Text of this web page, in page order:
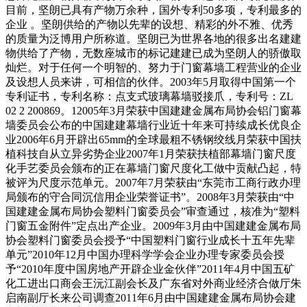
目前，坚朗已具有产物万余种，国外专利50多项，专利最多的
企业 。坚朗供给的产物以先辈的设想、精彩的外不雅、优秀
的质量为泛博用户所称道。坚朗已为世界各地的很多出名建建
物供给了产物，无数座城市的标记建建已成为坚朗人的骄傲取
灿烂。对于任何一个明智的、努力于门窗幕墙工程营业的企业
及设想人员来讲，可相信的伙伴。2003年5月取得中国第一个
专利证书，专利名称：点支式玻璃幕墙驳接爪，专利号：ZL
02 2 200869。12005年3月荣获中国建建金属布局协会铝门窗幕
墙委员会公布的中国建建幕墙行业近十年来可持续成长优良企
业2006年6月开辟出65mm的全球最粗不锈钢绞线月荣获中国扶
植科技自从立异劣势企业2007年1月荣获扶植部幕墙门窗尺度
化手艺委员会颁布的正在幕墙门窗尺度化工做中贡献凸起，特
被评为尺度示范单元。2007年7月荣获由“东莞市工商行政办理
局颁布的守合同沉信用企业荣誉证书”。2008年3月荣获由“中
国建建金属布局协会塑料门窗委员会”审查通过，核准为“塑料
门窗五金附件”定点出产企业。2009年3月由中国建建金属布局
协会塑料门窗委员会授予“中国塑料门窗行业成长十五年先辈
单元”2010年12月中国办理科学学会企业办理专家委员会授
予“2010年度中国房地产开辟企业金伙伴”2011年4月中国五矿
化工进出口商会王沅江副会长及广东省对外商业经济合做厅朱
启南副厅长来公司调查2011年6月由中国建建金属布局协会建